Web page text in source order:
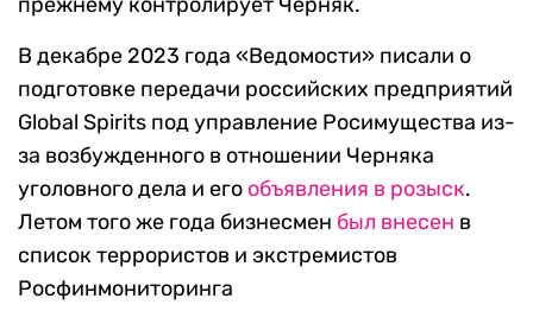
В декабре 2023 года «Ведомости» писали о
подготовке передачи российских предприятий
Global Spirits под управление Росимущества из-
за возбужденного в отношении Черняка
уголовного дела и его объявления в розыск.
Летом того же года бизнесмен был внесен в
список террористов и экстремистов
Росфинмониторинга